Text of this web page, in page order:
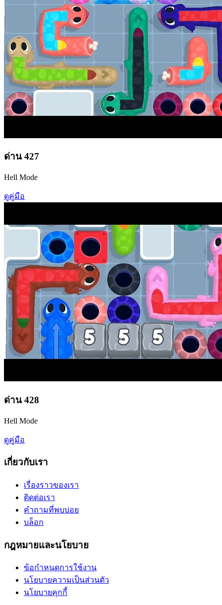
ด่าน 427
Hell Mode
ดูคู่มือ
ด่าน 428
Hell Mode
ดูคู่มือ
เกี่ยวกับเรา
เรื่องราวของเรา
ติดต่อเรา
คำถามที่พบบ่อย
บล็อก
กฎหมายและนโยบาย
ข้อกำหนดการใช้งาน
นโยบายความเป็นส่วนตัว
นโยบายคุกกี้